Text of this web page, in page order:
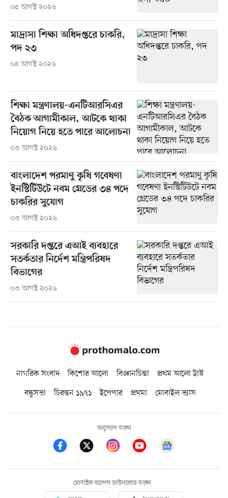
০৫ আগস্ট ২০২৬
মাদ্রাসা শিক্ষা অধিদপ্তরে চাকরি,
পদ ২৩
০৪ আগস্ট ২০২৬
শিক্ষা মন্ত্রণালয়-এনটিআরসিএর
বৈঠক আগামীকাল, আটকে থাকা
নিয়োগ নিয়ে হতে পারে আলোচনা
০৩ আগস্ট ২০২৬
বাংলাদেশ পরমাণু কৃষি গবেষণা
ইনস্টিটিউটে নবম গ্রেডের ৩৪ পদে
চাকরির সুযোগ
০৩ আগস্ট ২০২৬
সরকারি দপ্তরে এআই ব্যবহারে
সতর্কতার নির্দেশ মন্ত্রিপরিষদ
বিভাগের
০৩ আগস্ট ২০২৬
নাগরিক সংবাদ কিশোর আলো বিজ্ঞানচিন্তা
প্রথম আলো ট্রাস্ট
বন্ধুসভা
চিরন্তন ১৯৭১ ইপেপার প্রথমা মোবাইল ভ্যাস
অনুসরণ করুন
মোবাইল অ্যাপস ডাউনলোড করুন